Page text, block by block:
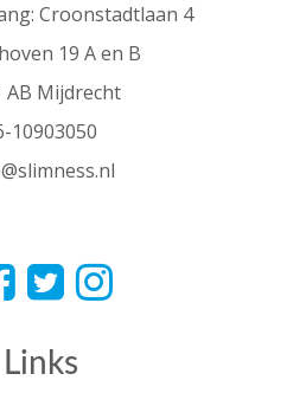
Croonstadtlaan 4
19 A en B
AB Mijdrecht
10903050
Links